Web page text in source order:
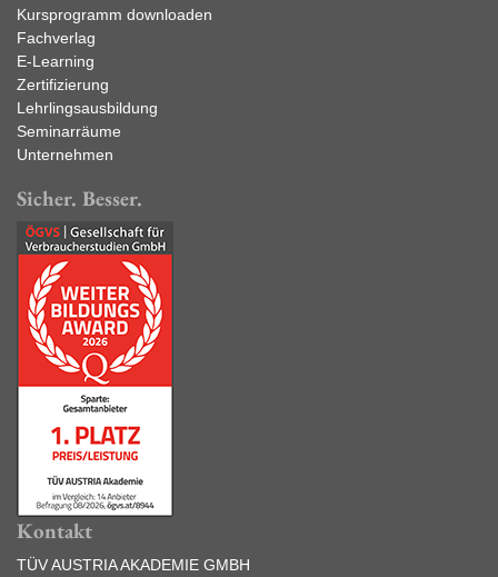
Kursprogramm downloaden
Fachverlag
E-Learning
Zertifizierung
Lehrlingsausbildung
Seminarräume
Unternehmen
Sicher. Besser.
Kontakt
TÜV AUSTRIA AKADEMIE GMBH